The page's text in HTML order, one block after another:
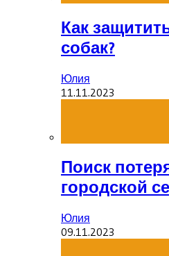
Как
собак?
Юлия
11.11.2023
Поиск
городской
Юлия
09.11.2023